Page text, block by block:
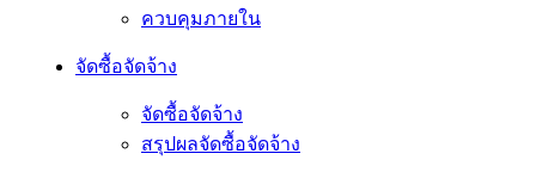
ควบคุมภายใน
จัดซื้อจัดจ้าง
จัดซื้อจัดจ้าง
สรุปผลจัดซื้อจัดจ้าง